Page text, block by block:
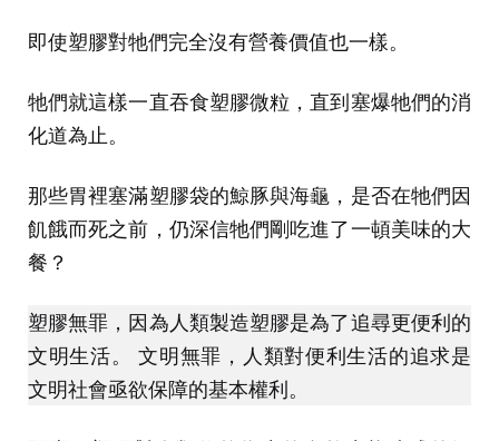
即使塑膠對牠們完全沒有營養價值也一樣。
牠們就這樣一直吞食塑膠微粒，直到塞爆牠們的消
化道為止。
那些胃裡塞滿塑膠袋的鯨豚與海龜，是否在牠們因
飢餓而死之前，仍深信牠們剛吃進了一頓美味的大
餐？
塑膠無罪，因為人類製造塑膠是為了追尋更便利的
文明生活。 文明無罪，人類對便利生活的追求是
文明社會亟欲保障的基本權利。